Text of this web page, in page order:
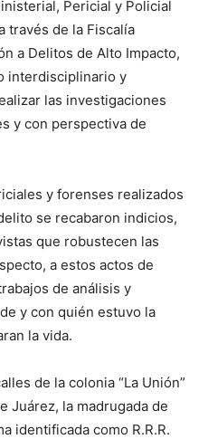
Pericial y Policial
través de la Fiscalía
a Delitos de Alto Impacto,
interdisciplinario y
las investigaciones
y con perspectiva de
y forenses realizados
se recabaron indicios,
que robustecen las
a estos actos de
de análisis y
y con quién estuvo la
la vida.
de la colonia “La Unión”
Juárez, la madrugada de
identificada como R.R.R.